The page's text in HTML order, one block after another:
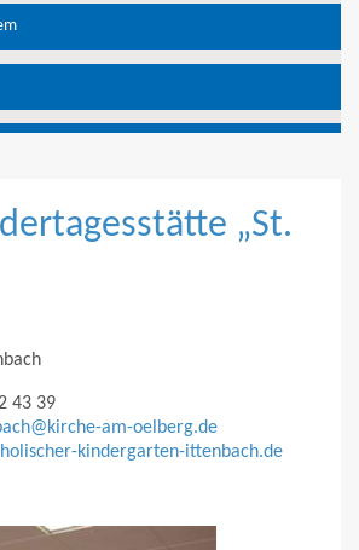
„St.
43 39
am-oelberg.de
kindergarten-ittenbach.de